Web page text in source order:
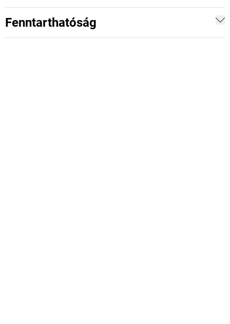
Fenntarthatóság